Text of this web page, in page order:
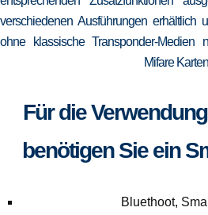
verschiedenen Ausführungen erhältlich
ohne klassische Transponder-Medien
Mifare
Für die
benötigen Sie ein
Bluethoot,